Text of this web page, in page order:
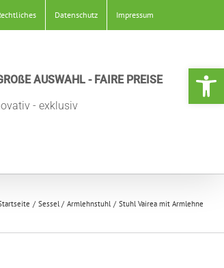
Datenschutz Impressum
AUSWAHL - FAIRE PREISE
- exklusiv
Sessel Armlehnstuhl Stuhl Vairea mit Armlehne